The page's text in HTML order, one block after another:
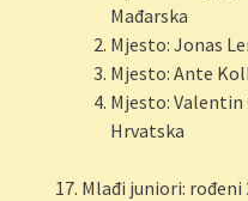
Mađarska
Mjesto: Jonas
Mjesto: Ante
Mjesto: Valentin
Hrvatska
Mlađi juniori: rođeni